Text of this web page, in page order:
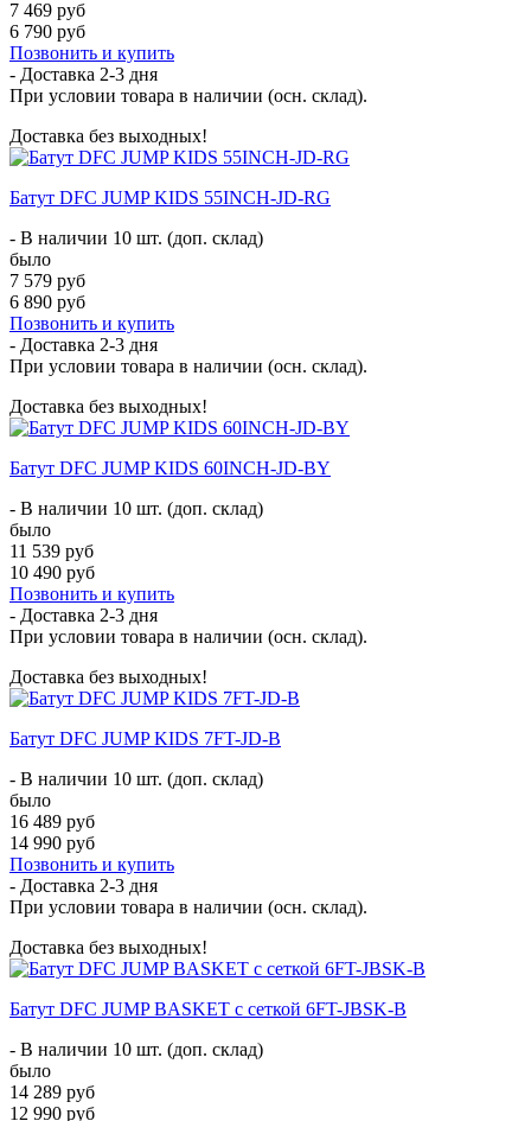
7 469 руб
6 790 руб
Позвонить и купить
- Доставка 2-3 дня
При условии товара в наличии (осн. склад).
Доставка без выходных!
Батут DFC JUMP KIDS 55INCH-JD-RG
- В наличии 10 шт. (доп. склад)
было
7 579 руб
6 890 руб
Позвонить и купить
- Доставка 2-3 дня
При условии товара в наличии (осн. склад).
Доставка без выходных!
Батут DFC JUMP KIDS 60INCH-JD-BY
- В наличии 10 шт. (доп. склад)
было
11 539 руб
10 490 руб
Позвонить и купить
- Доставка 2-3 дня
При условии товара в наличии (осн. склад).
Доставка без выходных!
Батут DFC JUMP KIDS 7FT-JD-B
- В наличии 10 шт. (доп. склад)
было
16 489 руб
14 990 руб
Позвонить и купить
- Доставка 2-3 дня
При условии товара в наличии (осн. склад).
Доставка без выходных!
Батут DFC JUMP BASKET с сеткой 6FT-JBSK-B
- В наличии 10 шт. (доп. склад)
было
14 289 руб
12 990 руб